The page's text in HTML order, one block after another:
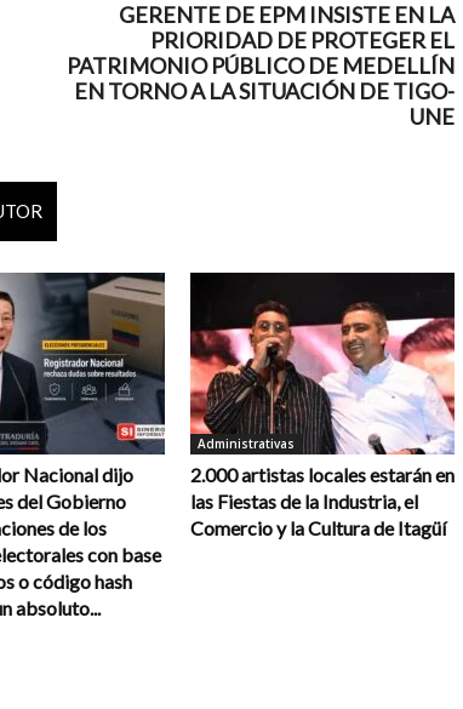
GERENTE DE EPM INSISTE EN LA
PRIORIDAD DE PROTEGER EL
PATRIMONIO PÚBLICO DE MEDELLÍN
EN TORNO A LA SITUACIÓN DE TIGO-
UNE
Nacional dijo
del Gobierno
de los
con base
o código hash
absoluto...
Administrativas
2.000 artistas locales estarán en
las Fiestas de la Industria, el
Comercio y la Cultura de Itagüí